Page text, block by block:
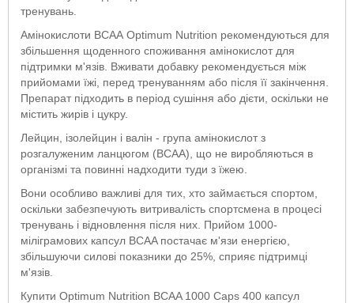
тренувань.
Амінокислоти ВСАА Optimum Nutrition рекомендуються для
збільшення щоденного споживання амінокислот для
підтримки м'язів. Вживати добавку рекомендується між
прийомами їжі, перед тренуванням або після її закінчення.
Препарат підходить в період сушіння або дієти, оскільки не
містить жирів і цукру.
Лейцин, ізолейцин і валін - група амінокислот з
розгалуженим ланцюгом (BCAA), що не виробляються в
організмі та повинні надходити туди з їжею.
Вони особливо важливі для тих, хто займається спортом,
оскільки забезпечують витривалість спортсмена в процесі
тренувань і відновлення після них. Прийом 1000-
міліграмових капсул BCAA постачає м'язи енергією,
збільшуючи силові показники до 25%, сприяє підтримці
м'язів.
Купити Optimum Nutrition BCAA 1000 Caps 400 капсул